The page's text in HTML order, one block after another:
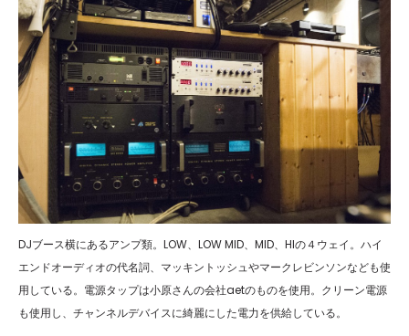
DJブース横にあるアンプ類。LOW、LOW MID、MID、HIの４ウェイ。ハイ
エンドオーディオの代名詞、マッキントッシュやマークレビンソンなども使
用している。電源タップは小原さんの会社aetのものを使用。クリーン電源
も使用し、チャンネルデバイスに綺麗にした電力を供給している。